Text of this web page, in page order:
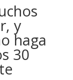
y
haga
30